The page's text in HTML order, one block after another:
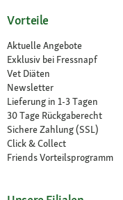
Vorteile
Aktuelle Angebote
Exklusiv bei Fressnapf
Vet Diäten
Newsletter
Lieferung in 1-3 Tagen
30 Tage Rückgaberecht
Sichere Zahlung (SSL)
Click & Collect
Friends Vorteilsprogramm